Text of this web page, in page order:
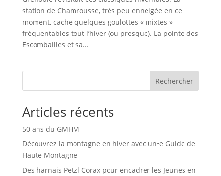
station de Chamrousse, très peu enneigée en ce
moment, cache quelques goulottes « mixtes »
fréquentables tout l’hiver (ou presque). La pointe des
Escombailles et sa...
Rechercher
Articles récents
50 ans du GMHM
Découvrez la montagne en hiver avec un•e Guide de
Haute Montagne
Des harnais Petzl Corax pour encadrer les Jeunes en